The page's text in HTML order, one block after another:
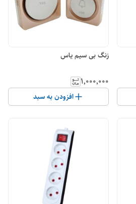
زنگ بی سیم یاس
۱٬۰۰۰٬۰۰۰
افزودن به سبد